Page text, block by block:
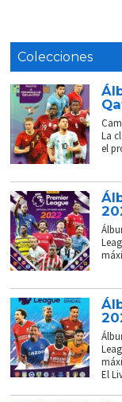
Colecciones
La
el
El